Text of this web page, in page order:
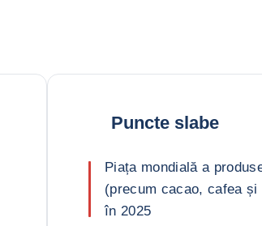
Puncte slabe
Piața mondială a
(precum cacao, cafea
în 2025